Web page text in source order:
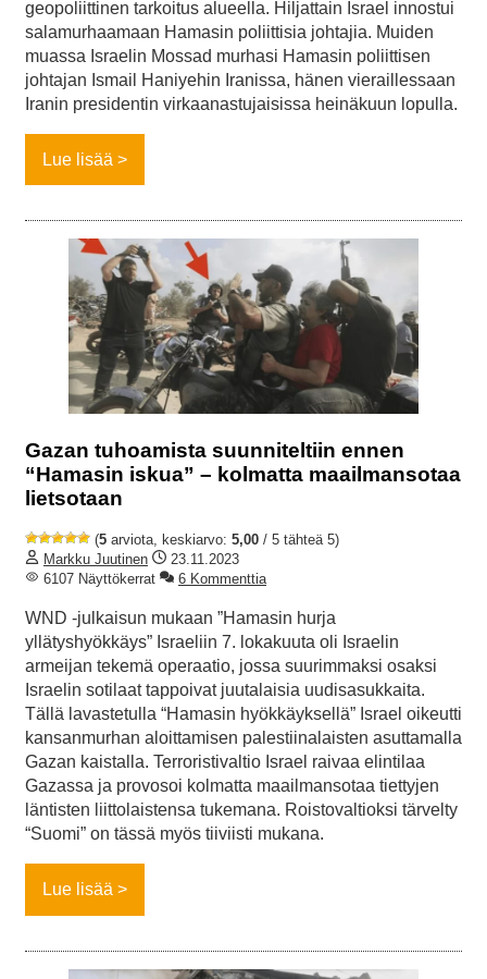
geopoliittinen tarkoitus alueella. Hiljattain Israel innostui
salamurhaamaan Hamasin poliittisia johtajia. Muiden
muassa Israelin Mossad murhasi Hamasin poliittisen
johtajan Ismail Haniyehin Iranissa, hänen vieraillessaan
Iranin presidentin virkaanastujaisissa heinäkuun lopulla.
Lue lisää
Gazan tuhoamista suunniteltiin ennen
“Hamasin iskua” – kolmatta maailmansotaa
lietsotaan
(5 arviota, keskiarvo: 5,00 / 5 tähteä 5)
Markku Juutinen
23.11.2023
6107 Näyttökerrat
6 Kommenttia
WND -julkaisun mukaan ”Hamasin hurja
yllätyshyökkäys” Israeliin 7. lokakuuta oli Israelin
armeijan tekemä operaatio, jossa suurimmaksi osaksi
Israelin sotilaat tappoivat juutalaisia uudisasukkaita.
Tällä lavastetulla “Hamasin hyökkäyksellä” Israel oikeutti
kansanmurhan aloittamisen palestiinalaisten asuttamalla
Gazan kaistalla. Terroristivaltio Israel raivaa elintilaa
Gazassa ja provosoi kolmatta maailmansotaa tiettyjen
läntisten liittolaistensa tukemana. Roistovaltioksi tärvelty
“Suomi” on tässä myös tiiviisti mukana.
Lue lisää